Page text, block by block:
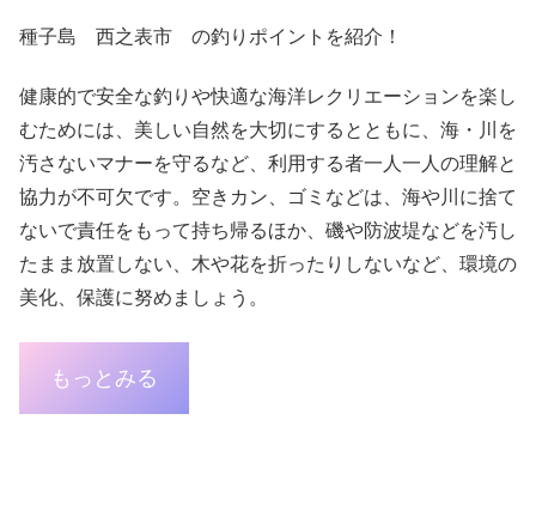
種子島 西之表市 の釣りポイントを紹介！
健康的で安全な釣りや快適な海洋レクリエーションを楽し
むためには、美しい自然を大切にするとともに、海・川を
汚さないマナーを守るなど、利用する者一人一人の理解と
協力が不可欠です。空きカン、ゴミなどは、海や川に捨て
ないで責任をもって持ち帰るほか、磯や防波堤などを汚し
たまま放置しない、木や花を折ったりしないなど、環境の
美化、保護に努めましょう。
もっとみる